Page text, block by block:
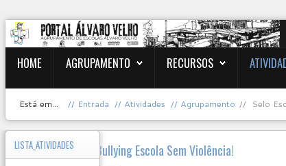
HOME AGRUPAMENTO RECURSOS
Está em... Entrada Atividades Agrupamento Selo
Selo Escola Sem Bullying Escola Sem Violência!
LISTA_ATIVIDADES